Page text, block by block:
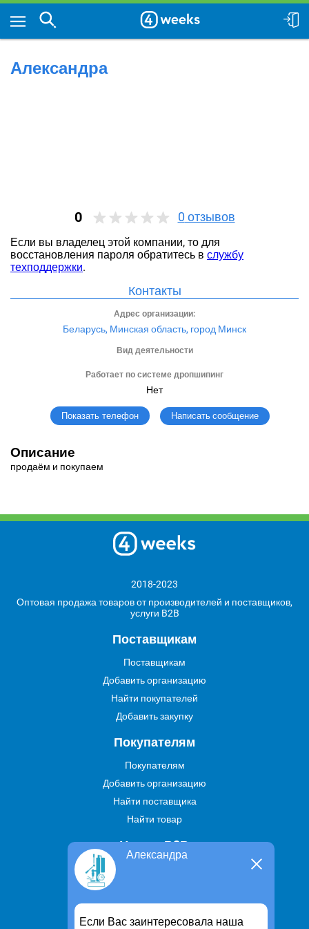
Александра
0 0 отзывов
Если вы владелец этой компании, то для
восстановления пароля обратитесь в службу
техподдержки.
Контакты
Адрес организации:
Беларусь, Минская область, город Минск
Вид деятельности
Работает по системе дропшипинг
Нет
Показать телефон Написать сообщение
Описание
продаём и покупаем
Александра
Если Вас заинтересовала наша
2018-2023
Оптовая продажа товаров от производителей и поставщиков,
услуги B2B
Поставщикам
Поставщикам
Добавить организацию
Найти покупателей
Добавить закупку
Покупателям
Покупателям
Добавить организацию
Найти поставщика
Найти товар
Услуги В2В
Предложить свою услугу
Дропшиппинг
Транспортные услуги